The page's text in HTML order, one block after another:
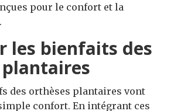
pour le confort et la
les bienfaits des
des orthèses plantaires vont
confort. En intégrant ces